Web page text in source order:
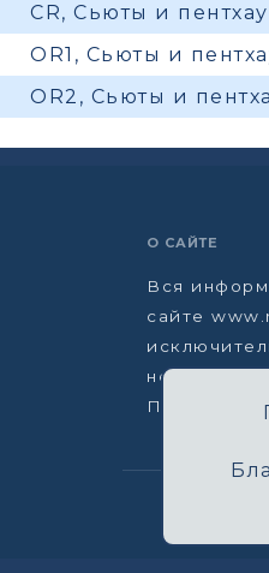
CR, Сьюты и
OR1, Сьюты и
OR2, Сьюты и
О САЙТЕ
Вся
сайте
не
Политика